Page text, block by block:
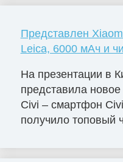
Представлен
Leica, 6000 мАч и
На презентации в
представила
Civi – смартфон
получило топовый